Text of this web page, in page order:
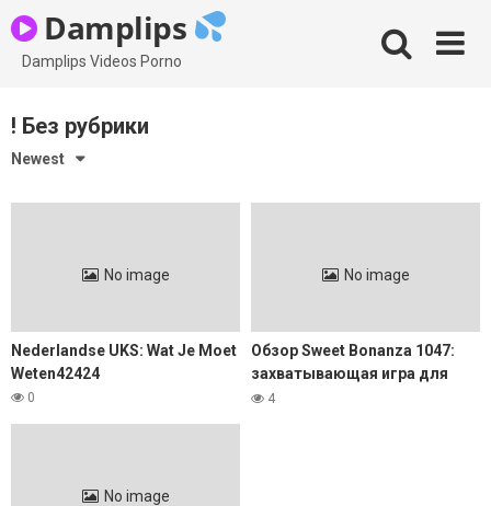
to
content
Damplips
Damplips Videos Porno
! Без рубрики
Newest
No image
Nederlandse UKS: Wat Je Moet
Weten42424
0
No image
Обзор Sweet Bonanza 1047:
захватывающая игра для
любителей сладостей
4
No image